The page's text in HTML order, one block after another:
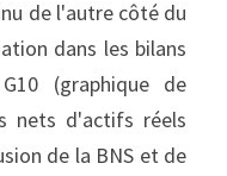
de l'autre côté du
dans les bilans
(graphique de
nets d'actifs réels
de la BNS et de